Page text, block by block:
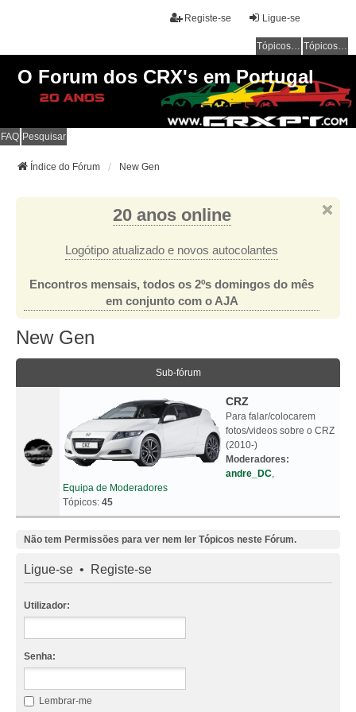
Ligue-se
Registe-se
Tópicos sem resposta Tópicos ativos
O Forum dos CRX's em Portugal
FAQ Pesquisar
Índice do Fórum New Gen
20 anos online
Logótipo atualizado e novos autocolantes
Encontros mensais, todos os 2ºs domingos do mês
em conjunto com o AJA
New Gen
Sub-fórum
CRZ
Para falar/colocarem
fotos/videos sobre o CRZ
(2010-)
Moderadores:
andre_DC,
Equipa de Moderadores
Tópicos: 45
Não tem Permissões para ver nem ler Tópicos neste Fórum.
Ligue-se • Registe-se
Utilizador:
Senha:
Lembrar-me